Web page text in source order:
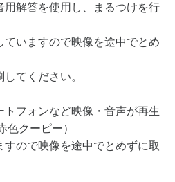
用解答を使用し、まるつけを行
いますので映像を途中でとめ
てください。
トフォンなど映像・音声が再生
色クーピー）
ので映像を途中でとめずに取